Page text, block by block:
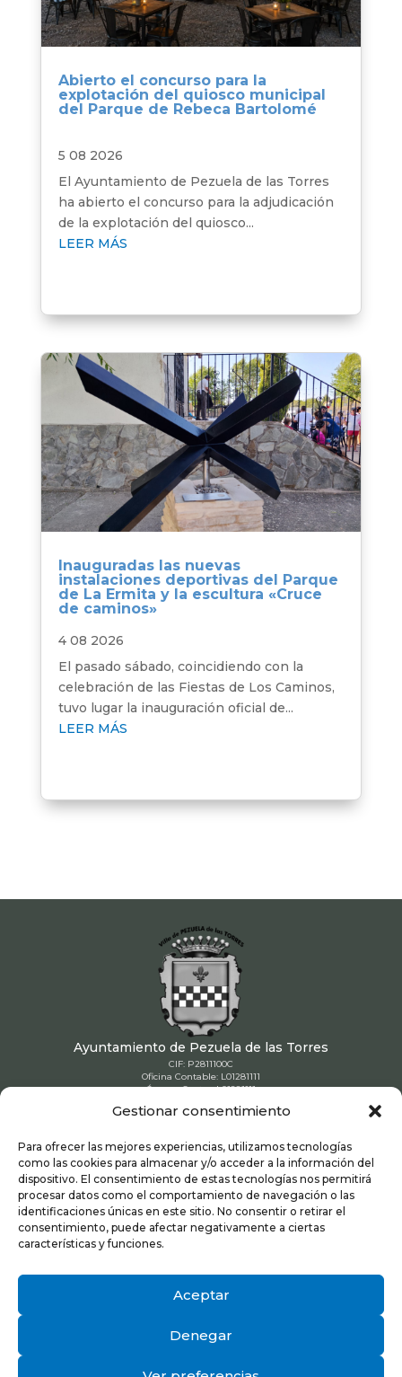
Gestionar consentimiento
Para ofrecer las mejores experiencias, utilizamos tecnologías
como las cookies para almacenar y/o acceder a la información del
dispositivo. El consentimiento de estas tecnologías nos permitirá
procesar datos como el comportamiento de navegación o las
identificaciones únicas en este sitio. No consentir o retirar el
consentimiento, puede afectar negativamente a ciertas
características y funciones.
Aceptar
Denegar
Abierto el concurso para la
explotación del quiosco municipal
del Parque de Rebeca Bartolomé
5 08 2026
El Ayuntamiento de Pezuela de las Torres
ha abierto el concurso para la adjudicación
de la explotación del quiosco...
LEER MÁS
Inauguradas las nuevas
instalaciones deportivas del Parque
de La Ermita y la escultura «Cruce
de caminos»
4 08 2026
El pasado sábado, coincidiendo con la
celebración de las Fiestas de Los Caminos,
tuvo lugar la inauguración oficial de...
LEER MÁS
Ayuntamiento de Pezuela de las Torres
CIF: P2811100C
Oficina Contable: L01281111
Órgano Gestor: L01281111
 91 886 90 80
 ayuntamiento@pezueladelastorres.es

Plaza de la Constitucion 1. 28812 – Pezuela
Aviso Legal|Política de Privacidad